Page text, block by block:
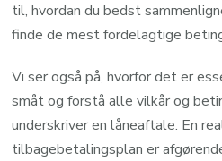
til, hvordan du bedst
finde de mest fordelagtige
Vi ser også på, hvorfor det er
småt og forstå alle vilkår og
underskriver en låneaftale. En
tilbagebetalingsplan er